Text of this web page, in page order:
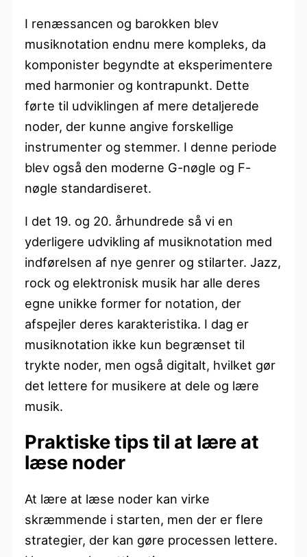
I renæssancen og barokken blev
musiknotation endnu mere kompleks, da
komponister begyndte at eksperimentere
med harmonier og kontrapunkt. Dette
førte til udviklingen af mere detaljerede
noder, der kunne angive forskellige
instrumenter og stemmer. I denne periode
blev også den moderne G-nøgle og F-
nøgle standardiseret.
I det 19. og 20. århundrede så vi en
yderligere udvikling af musiknotation med
indførelsen af nye genrer og stilarter. Jazz,
rock og elektronisk musik har alle deres
egne unikke former for notation, der
afspejler deres karakteristika. I dag er
musiknotation ikke kun begrænset til
trykte noder, men også digitalt, hvilket gør
det lettere for musikere at dele og lære
musik.
Praktiske tips til at lære at
læse noder
At lære at læse noder kan virke
skræmmende i starten, men der er flere
strategier, der kan gøre processen lettere.